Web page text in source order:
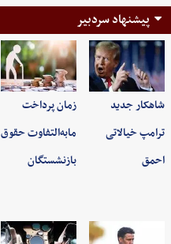
پیشنهاد سردبیر
شاهکار جدید
ترامپ خیالاتی
احمق
زمان پرداخت
مابه‌التفاوت حقوق
بازنشستگان